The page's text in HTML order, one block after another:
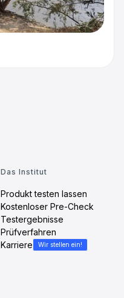
Das Institut
Produkt testen lassen
Kostenloser Pre-Check
Testergebnisse
Prüfverfahren
Karriere
Wir stellen ein!